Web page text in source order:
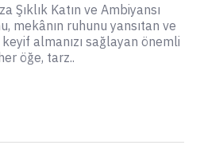
Şıklık Katın ve Ambiyansı
mekânın ruhunu yansıtan ve
almanızı sağlayan önemli
öğe, tarz..